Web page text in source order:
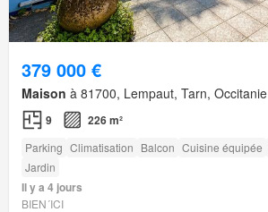
379 000 €
Maison à 81700, Lempaut, Tarn, Occitanie
9 226 m²
Parking Climatisation Balcon Cuisine équipée
Jardin
Il y a 4 jours
BIEN´ICI